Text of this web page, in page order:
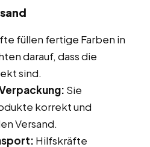
füllen fertige Farben in
darauf, dass die
sind.
Sie
korrekt und
Versand.
Hilfskräfte